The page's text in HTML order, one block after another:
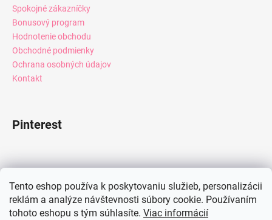
Tento eshop používa k poskytovaniu služieb, personalizácii
reklám a analýze návštevnosti súbory cookie. Používaním
tohoto eshopu s tým súhlasíte. Viac informácií
Spokojné zákazníčky
Bonusový program
Hodnotenie obchodu
Obchodné podmienky
Ochrana osobných údajov
Kontakt
Pinterest